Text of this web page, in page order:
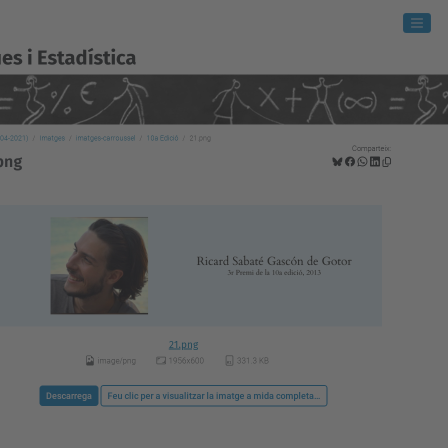
i Estadí­stica
2021) Imatges imatges-carroussel 10a Edició 21.png
Comparteix:
21.png
image/png 1956x600 331.3 KB
Descarrega Feu clic per a visualitzar la imatge a mida completa…